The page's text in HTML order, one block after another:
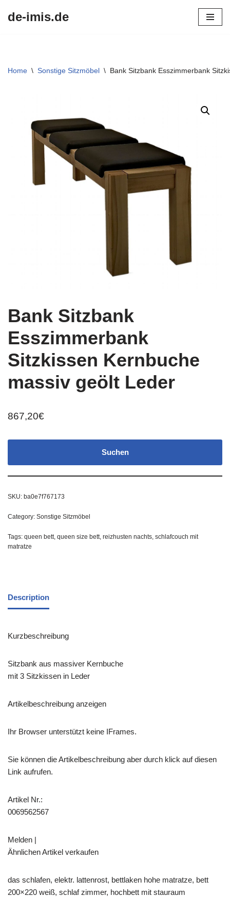
de-imis.de
Home \ Sonstige Sitzmöbel \ Bank Sitzbank Esszimmerbank
Bank Sitzbank
Esszimmerbank
Sitzkissen Kernbuche
massiv geölt Leder
867,20€
Suchen
SKU: ba0e7f767173
Category: Sonstige Sitzmöbel
Tags: queen bett, queen size bett, reizhusten nachts, schlafcouch mit
matratze
Description
Kurzbeschreibung
Sitzbank aus massiver Kernbuche
mit 3 Sitzkissen in Leder
Artikelbeschreibung anzeigen
Ihr Browser unterstützt keine IFrames.
Sie können die Artikelbeschreibung aber durch klick auf diesen
Link aufrufen.
Artikel Nr.:
0069562567
Melden |
Ähnlichen Artikel verkaufen
das schlafen, elektr. lattenrost, bettlaken hohe matratze, bett
200×220 weiß, schlaf zimmer, hochbett mit stauraum